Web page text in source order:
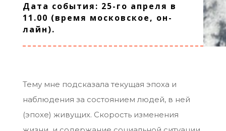
Дата события: 25-го апреля в
11.00 (время московское, он-
лайн).
Тему мне подсказала текущая эпоха и
наблюдения за состоянием людей, в ней
(эпохе) живущих. Скорость изменения